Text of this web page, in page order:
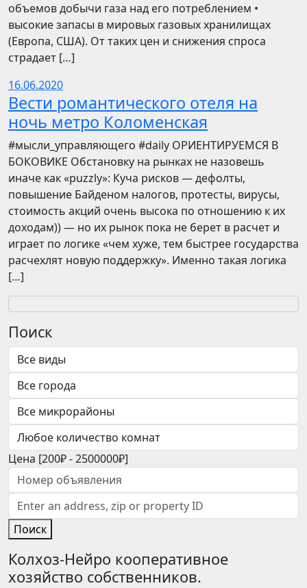
объемов добычи газа над его потреблением •
высокие запасы в мировых газовых хранилищах
(Европа, США). От таких цен и снижения спроса
страдает […]
16.06.2020
Вести романтического отеля на
ночь метро Коломенская
​​#мысли_управляющего #daily ОРИЕНТИРУЕМСЯ В
БОКОВИКЕ Обстановку на рынках не назовешь
иначе как «puzzly»: Куча рисков — дефолты,
повышение Байденом налогов, протесты, вирусы,
стоимость акций очень высока по отношению к их
доходам)) — но их рынок пока не берет в расчет и
играет по логике «чем хуже, тем быстрее государства
расчехлят новую поддержку». Именно такая логика
[…]
Поиск
Цена [200₽-2500000₽]
Поиск
Колхоз-Нейро кооперативное
хозяйство собственников.